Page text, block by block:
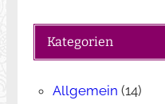
n
Kategorien
Allgemein (14)